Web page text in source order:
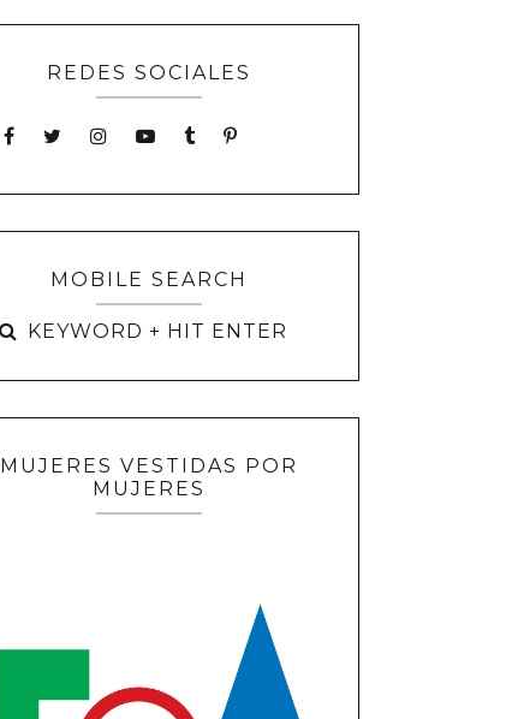
REDES SOCIALES
MOBILE SEARCH
MUJERES VESTIDAS POR
MUJERES